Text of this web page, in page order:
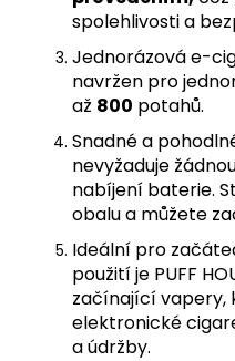
spolehlivosti a
Jednorázová e-
navržen pro
až 800 potahů.
Snadné a
nevyžaduje
nabíjení baterie.
obalu a můžete
Ideální pro
použití je PUFF
začínající vapery,
elektronické
a údržby.